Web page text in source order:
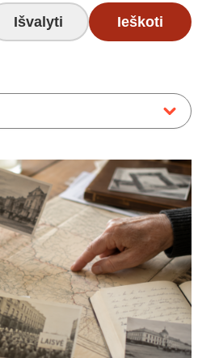
Išvalyti Ieškoti